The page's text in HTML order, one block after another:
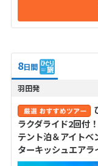
8日間
羽田発
ラクダライド2回付
テント泊＆アイト
ターキッシュエア